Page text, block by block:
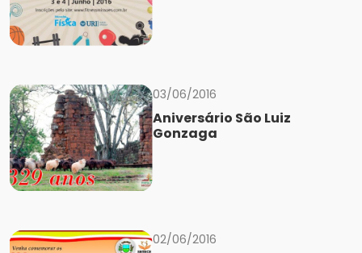
03/06/2016
Aniversário São Luiz
Gonzaga
02/06/2016